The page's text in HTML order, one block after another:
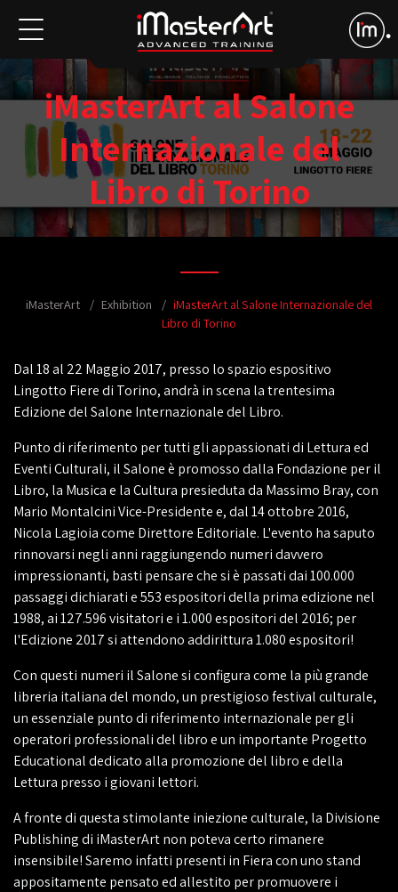
iMasterArt al Salone
Internazionale del
Libro di Torino
iMasterArt Exhibition
iMasterArt al Salone Internazionale del
Libro di Torino
Dal 18 al 22 Maggio 2017, presso lo spazio espositivo
Lingotto Fiere di Torino, andrà in scena la trentesima
Edizione del Salone Internazionale del Libro.
Punto di riferimento per tutti gli appassionati di Lettura ed
Eventi Culturali, il Salone è promosso dalla Fondazione per il
Libro, la Musica e la Cultura presieduta da Massimo Bray, con
Mario Montalcini Vice-Presidente e, dal 14 ottobre 2016,
Nicola Lagioia come Direttore Editoriale. L'evento ha saputo
rinnovarsi negli anni raggiungendo numeri davvero
impressionanti, basti pensare che si è passati dai 100.000
passaggi dichiarati e 553 espositori della prima edizione nel
1988, ai 127.596 visitatori e i 1.000 espositori del 2016; per
l'Edizione 2017 si attendono addirittura 1.080 espositori!
Con questi numeri il Salone si configura come la più grande
libreria italiana del mondo, un prestigioso festival culturale,
un essenziale punto di riferimento internazionale per gli
operatori professionali del libro e un importante Progetto
Educational dedicato alla promozione del libro e della
Lettura presso i giovani lettori.
A fronte di questa stimolante iniezione culturale, la Divisione
Publishing di iMasterArt non poteva certo rimanere
insensibile! Saremo infatti presenti in Fiera con uno stand
appositamente pensato ed allestito per promuovere i